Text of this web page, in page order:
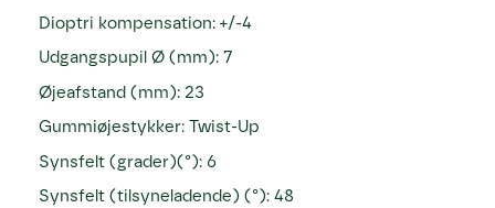
Dioptri kompensation: +/-4
Udgangspupil Ø (mm): 7
Øjeafstand (mm): 23
Gummiøjestykker: Twist-Up
Synsfelt (grader)(°): 6
Synsfelt (tilsyneladende) (°): 48